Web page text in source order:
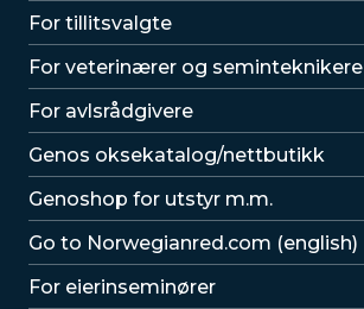
For tillitsvalgte
For veterinærer og seminteknikere
For avlsrådgivere
Lenker
Genos oksekatalog/nettbutikk
Genoshop for utstyr m.m.
Go to Norwegianred.com (english)
For eierinseminører